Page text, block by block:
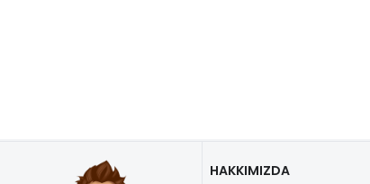
HAKKIMIZDA